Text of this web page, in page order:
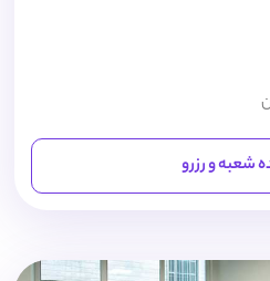
شعبه و رزرو